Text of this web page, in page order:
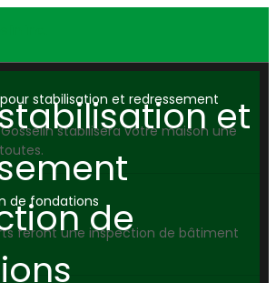
stabilisation et redressement
stabilisera votre maison une
de fondations
feront une inspection de bâtiment